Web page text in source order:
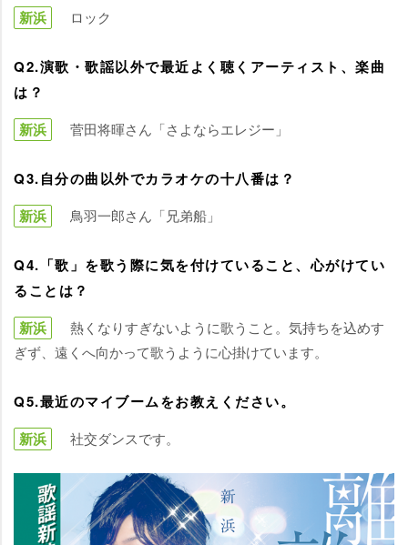
新浜
ロック
Q2.演歌・歌謡以外で最近よく聴くアーティスト、楽曲
は？
新浜
菅田将暉さん「さよならエレジー」
Q3.自分の曲以外でカラオケの十八番は？
新浜
鳥羽一郎さん「兄弟船」
Q4.「歌」を歌う際に気を付けていること、心がけてい
ることは？
新浜
熱くなりすぎないように歌うこと。気持ちを込めす
ぎず、遠くへ向かって歌うように心掛けています。
Q5.最近のマイブームをお教えください。
新浜
社交ダンスです。